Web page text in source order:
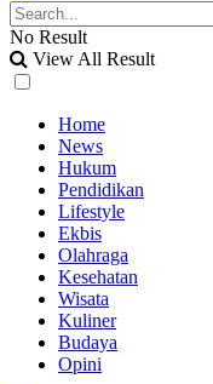
No Result
View All Result
Home
News
Hukum
Pendidikan
Lifestyle
Ekbis
Olahraga
Kesehatan
Wisata
Kuliner
Budaya
Opini